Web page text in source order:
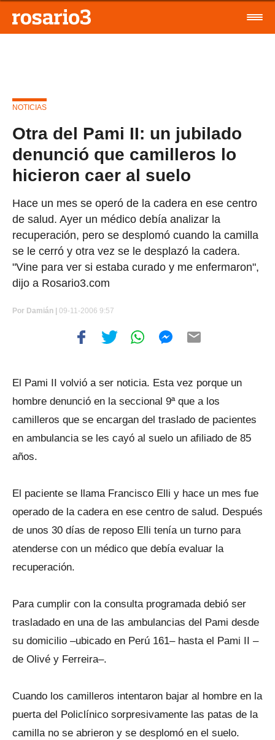
NOTICIAS
Otra del Pami II: un jubilado
denunció que camilleros lo
hicieron caer al suelo
Hace un mes se operó de la cadera en ese centro
de salud. Ayer un médico debía analizar la
recuperación, pero se desplomó cuando la camilla
se le cerró y otra vez se le desplazó la cadera.
"Vine para ver si estaba curado y me enfermaron",
dijo a Rosario3.com
Por Damián | 09-11-2006 9:57
El Pami II volvió a ser noticia. Esta vez porque un
hombre denunció en la seccional 9ª que a los
camilleros que se encargan del traslado de pacientes
en ambulancia se les cayó al suelo un afiliado de 85
años.
El paciente se llama Francisco Elli y hace un mes fue
operado de la cadera en ese centro de salud. Después
de unos 30 días de reposo Elli tenía un turno para
atenderse con un médico que debía evaluar la
recuperación.
Para cumplir con la consulta programada debió ser
trasladado en una de las ambulancias del Pami desde
su domicilio –ubicado en Perú 161– hasta el Pami II –
de Olivé y Ferreira–.
Cuando los camilleros intentaron bajar al hombre en la
puerta del Policlínico sorpresivamente las patas de la
camilla no se abrieron y se desplomó en el suelo.